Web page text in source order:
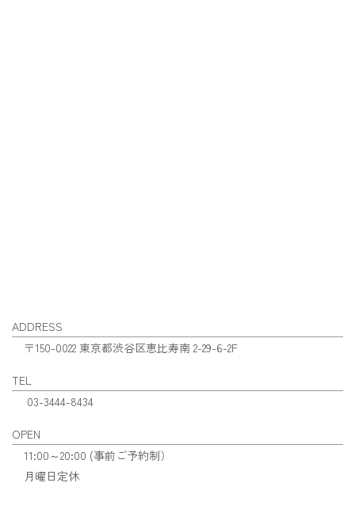
ADDRESS
〒150-0022 東京都渋谷区恵比寿南 2-29-6-2F
TEL
03-3444-8434
OPEN
11:00～20:00 (事前ご予約制）
月曜日定休